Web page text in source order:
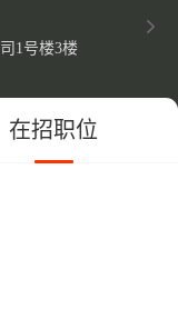
1号楼3楼
在招职位